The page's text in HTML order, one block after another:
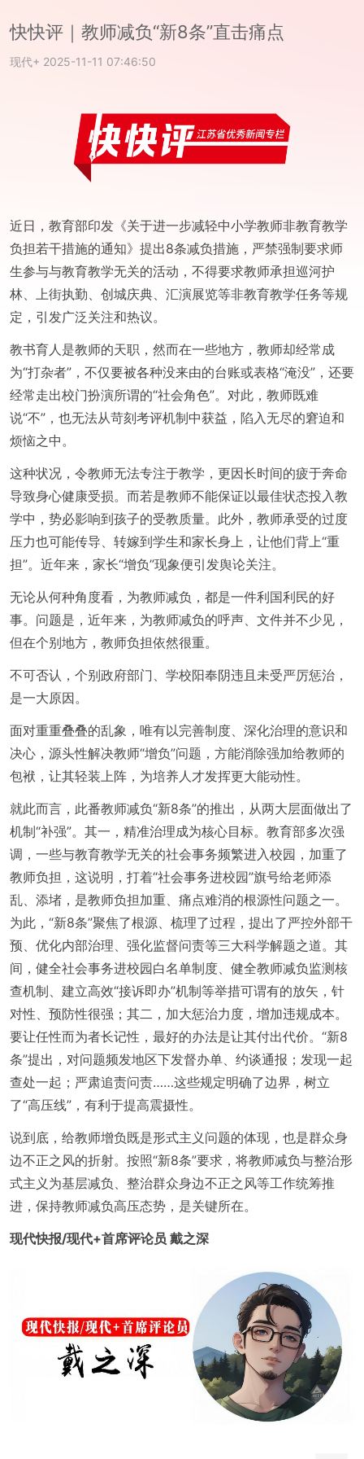
快快评｜教师减负“新8条”直击痛点
现代+ 2025-11-11 07:46:50
近日，教育部印发《关于进一步减轻中小学教师非教育教学
负担若干措施的通知》提出8条减负措施，严禁强制要求师
生参与与教育教学无关的活动，不得要求教师承担巡河护
林、上街执勤、创城庆典、汇演展览等非教育教学任务等规
定，引发广泛关注和热议。
教书育人是教师的天职，然而在一些地方，教师却经常成
为“打杂者”，不仅要被各种没来由的台账或表格“淹没”，还要
经常走出校门扮演所谓的“社会角色”。对此，教师既难
说“不”，也无法从苛刻考评机制中获益，陷入无尽的窘迫和
烦恼之中。
这种状况，令教师无法专注于教学，更因长时间的疲于奔命
导致身心健康受损。而若是教师不能保证以最佳状态投入教
学中，势必影响到孩子的受教质量。此外，教师承受的过度
压力也可能传导、转嫁到学生和家长身上，让他们背上“重
担”。近年来，家长“增负”现象便引发舆论关注。
无论从何种角度看，为教师减负，都是一件利国利民的好
事。问题是，近年来，为教师减负的呼声、文件并不少见，
但在个别地方，教师负担依然很重。
不可否认，个别政府部门、学校阳奉阴违且未受严厉惩治，
是一大原因。
面对重重叠叠的乱象，唯有以完善制度、深化治理的意识和
决心，源头性解决教师“增负”问题，方能消除强加给教师的
包袱，让其轻装上阵，为培养人才发挥更大能动性。
就此而言，此番教师减负“新8条”的推出，从两大层面做出了
机制“补强”。其一，精准治理成为核心目标。教育部多次强
调，一些与教育教学无关的社会事务频繁进入校园，加重了
教师负担，这说明，打着“社会事务进校园”旗号给老师添
乱、添堵，是教师负担加重、痛点难消的根源性问题之一。
为此，“新8条”聚焦了根源、梳理了过程，提出了严控外部干
预、优化内部治理、强化监督问责等三大科学解题之道。其
间，健全社会事务进校园白名单制度、健全教师减负监测核
查机制、建立高效“接诉即办”机制等举措可谓有的放矢，针
对性、预防性很强；其二，加大惩治力度，增加违规成本。
要让任性而为者长记性，最好的办法是让其付出代价。“新8
条”提出，对问题频发地区下发督办单、约谈通报；发现一起
查处一起；严肃追责问责……这些规定明确了边界，树立
了“高压线”，有利于提高震摄性。
说到底，给教师增负既是形式主义问题的体现，也是群众身
边不正之风的折射。按照“新8条”要求，将教师减负与整治形
式主义为基层减负、整治群众身边不正之风等工作统筹推
进，保持教师减负高压态势，是关键所在。
现代快报/现代+首席评论员 戴之深